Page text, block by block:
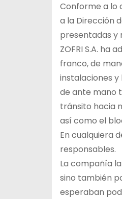
Conforme a lo
a la Dirección
presentadas y
ZOFRI S.A. ha
franco, de
instalaciones y
de ante mano
tránsito hacia
así como el
En cualquiera
responsables.
La compañía
sino también
esperaban